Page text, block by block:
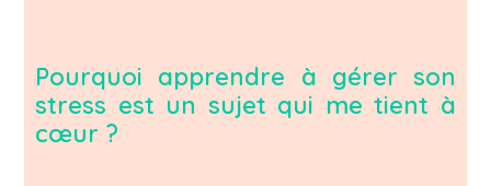
Pourquoi apprendre à gérer son
stress est un sujet qui me tient à
cœur ?